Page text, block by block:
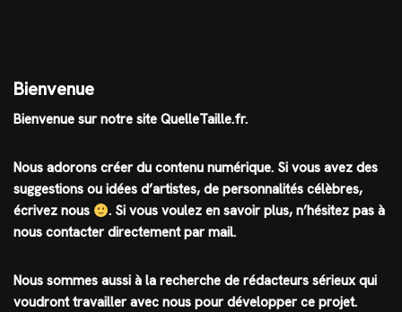
Bienvenue
Bienvenue sur notre site QuelleTaille.fr.
Nous adorons créer du contenu numérique. Si vous avez des
suggestions ou idées d’artistes, de personnalités célèbres,
écrivez nous
. Si vous voulez en savoir plus, n’hésitez pas à
nous contacter directement par mail.
Nous sommes aussi à la recherche de rédacteurs sérieux qui
voudront travailler avec nous pour développer ce projet.